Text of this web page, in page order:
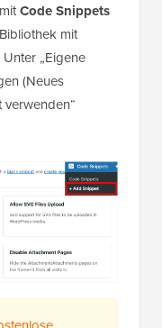
Code Snippets
mit
„Eigene
(Neues